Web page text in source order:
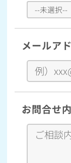
メールア
お問合せ